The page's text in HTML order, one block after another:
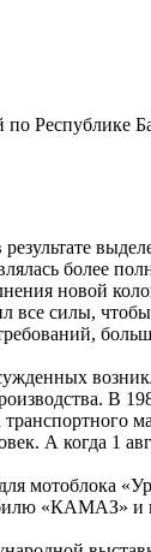
Республике
более
новой
все силы,
В
А когда 1
мотоблока
«КАМАЗ» и